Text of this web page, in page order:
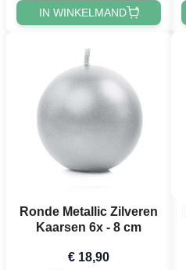
IN WINKELMAND
Ronde Metallic Zilveren
Kaarsen 6x - 8 cm
€ 18,90